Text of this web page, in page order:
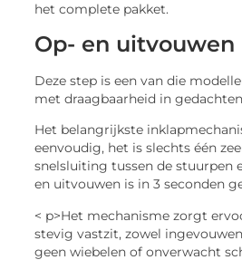
het complete pakket.
Op- en uitvouwen
Deze step is een van die
met draagbaarheid in
Het belangrijkste
eenvoudig, het is slechts één
snelsluiting tussen de stuurpen
en uitvouwen is in 3 seconden
< p>Het mechanisme zorgt
stevig vastzit, zowel
geen wiebelen of onverwacht